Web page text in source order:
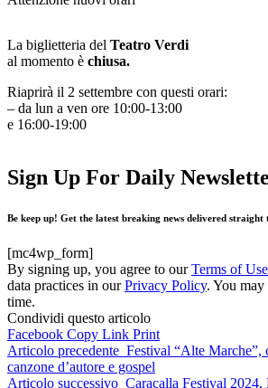
La biglietteria del Teatro Verdi
al momento è chiusa.
Riaprirà il 2 settembre con questi orari:
– da lun a ven ore 10:00-13:00
e 16:00-19:00
Sign Up For Daily
Be keep up! Get the latest breaking news delivered
[mc4wp_form]
By signing up, you agree to ourTerms of Use
data practices in ourPrivacy Policy. You may
time.
Condividi questo articolo
Facebook Copy Link Print
Articolo precedente Festival “Alte Marche”,
canzone d’autore e gospel
Articolo successivo Caracalla Festival 2024,